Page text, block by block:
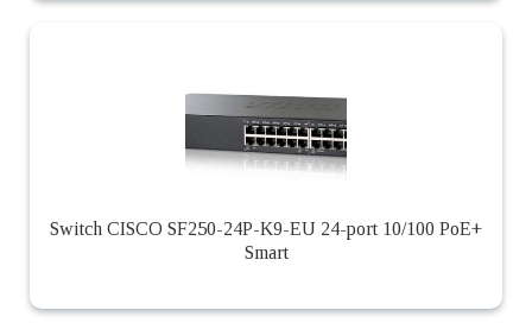
Switch CISCO SF250-24P-K9-EU 24-port 10/100 PoE+
Smart